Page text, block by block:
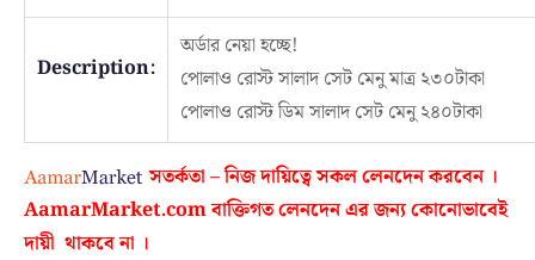
Description:
অর্ডার নেয়া হচ্ছে!
পোলাও রোস্ট সালাদ সেট মেনু মাত্র ২৩০টাকা
পোলাও রোস্ট ডিম সালাদ সেট মেনু ২৪০টাকা
সতর্কতা – নিজ দায়িত্বে সকল লেনদেন করবেন ।
AamarMarket.comবাক্তিগত লেনদেন এর জন্য কোনোভাবেই
দায়ী থাকবে না ।